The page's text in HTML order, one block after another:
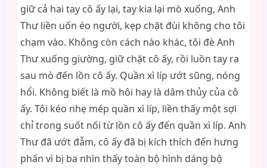
giữ cả hai tay cô ấy lại, tay kia lại mò xuống, Anh
Thư liền uốn éo người, kẹp chặt đùi không cho tôi
chạm vào. Không còn cách nào khác, tôi đè Anh
Thư xuống giường, giữ chặt cô ấy, rồi luồn tay ra
sau mò đến lồn cô ấy. Quần xì líp ướt sũng, nóng
hổi. Không biết là mồ hôi hay là dâm thủy của cô
ấy. Tôi kéo nhẹ mép quần xì líp, liền thấy một sợi
chỉ trong suốt nối từ lồn cô ấy đến quần xì líp. Anh
Thư đã ướt đẫm, cô ấy đã bị kích thích đến hưng
phấn vì bị ba nhìn thấy toàn bộ hình dáng bộ